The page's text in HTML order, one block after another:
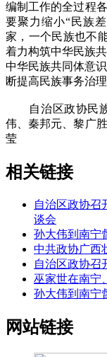
编制工作的全过程
要聚力缩小“民族
家，一个民族也不
着力构筑中华民族
中华民族共同体意
断提高民族事务治
自治区政协民族
伟、秦邦元、黎广
莹
相关链接
自治区政协召
谈会
孙大伟到南宁
中共政协广西
自治区政协召
巫家世在南宁
孙大伟到南宁
网站链接